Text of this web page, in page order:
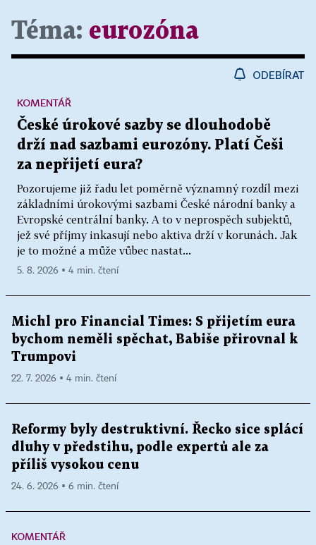
Téma: eurozóna
ODEBÍRAT
České úrokové sazby se dlouhodobě
drží nad sazbami eurozóny. Platí Češi
za nepřijetí eura?
Pozorujeme již řadu let poměrně významný rozdíl mezi
základními úrokovými sazbami České národní banky a
Evropské centrální banky. A to v neprospěch subjektů,
jež své příjmy inkasují nebo aktiva drží v korunách. Jak
je to možné a může vůbec nastat...
KOMENTÁŘ
5. 8. 2026 ▪ 4 min. čtení
Michl pro Financial Times: S přijetím eura
bychom neměli spěchat, Babiše přirovnal k
Trumpovi
22. 7. 2026 ▪ 4 min. čtení
Reformy byly destruktivní. Řecko sice splácí
dluhy v předstihu, podle expertů ale za
příliš vysokou cenu
24. 6. 2026 ▪ 6 min. čtení
KOMENTÁŘ